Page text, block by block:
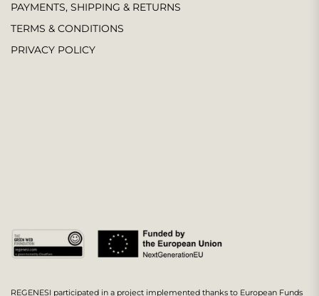
PAYMENTS, SHIPPING & RETURNS
TERMS & CONDITIONS
PRIVACY POLICY
REGENESI participated in a project implemented thanks to European Funds